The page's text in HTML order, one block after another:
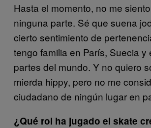
Hasta el momento, no me
ninguna parte. Sé que suena
cierto sentimiento de
tengo familia en París, Suecia y
partes del mundo. Y no quiero
mierda hippy, pero no me
ciudadano de ningún lugar en
¿Qué rol ha jugado el skate